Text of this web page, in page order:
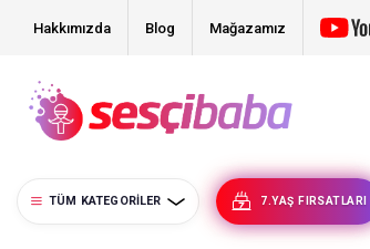
Hakkımızda Blog Mağazamız
TÜM KATEGORILER 7.YAŞ FIRSATLARI